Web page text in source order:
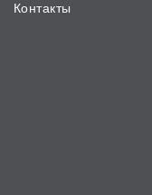
Контакты